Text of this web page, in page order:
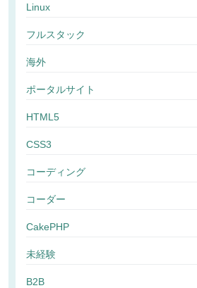
Linux
フルスタック
海外
ポータルサイト
HTML5
CSS3
コーディング
コーダー
CakePHP
未経験
B2B